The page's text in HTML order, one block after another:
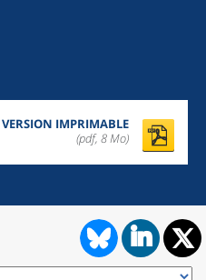
VERSION IMPRIMABLE
(pdf, 8 Mo)